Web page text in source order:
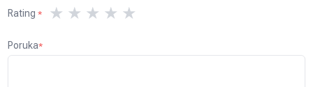
Rating * ★ ★ ★ ★ ★
Poruka*